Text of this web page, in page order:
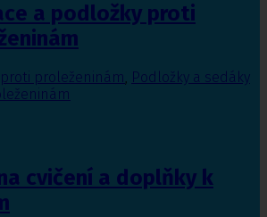
a podložky proti
proleženinám, Podložky a sedáky
cvičení a doplňky k